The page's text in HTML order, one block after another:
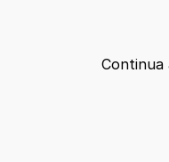
Continua